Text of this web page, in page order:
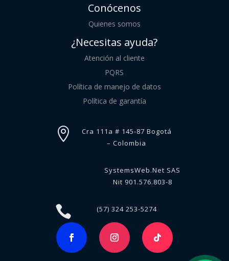
Conócenos
Quienes somos
¿Necesitas ayuda?
Atención al cliente
PQRS
Política de manejo de datos
Política de garantía

Cra 111a # 145-87 Bogotá
– Colombia
SystemsWeb.Net SAS
Nit 901.576.803-8
 (57) 324 253-5274